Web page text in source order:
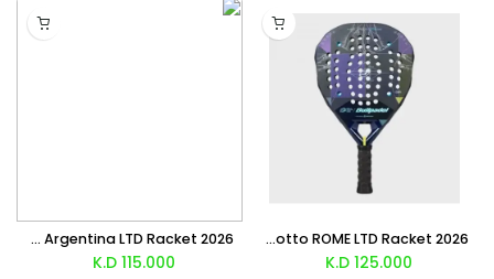
Bullpadel Neuron 02 Edge Fede Chingotto ROME LTD Racket 2026
125.000
Bullpadel Vertex 05 Woman Argentina LTD Racket 2026
115.000